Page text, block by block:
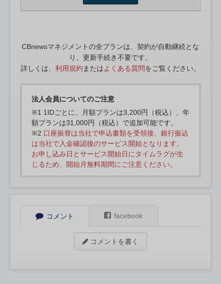
CBnewsマネジメントの全プランは、契約が自動継続とな
り、更新手続き不要です。
詳しくは、 利用規約 またはよくある質問をご覧ください。
法人会員についてのご注意
※1 1IDごとに、月額プランは3,200円（税込）、年
額プランは31,000円（税込）で追加可能です。
※2 口座振替は当社で申込書類を受領後、銀行振込
は当社で入金確認後のサービス開始となります。
お申し込み日とサービス開始日にタイムラグが生
じるため、開始月無料期間にご注意ください。
コメント facebook
コメントを書く